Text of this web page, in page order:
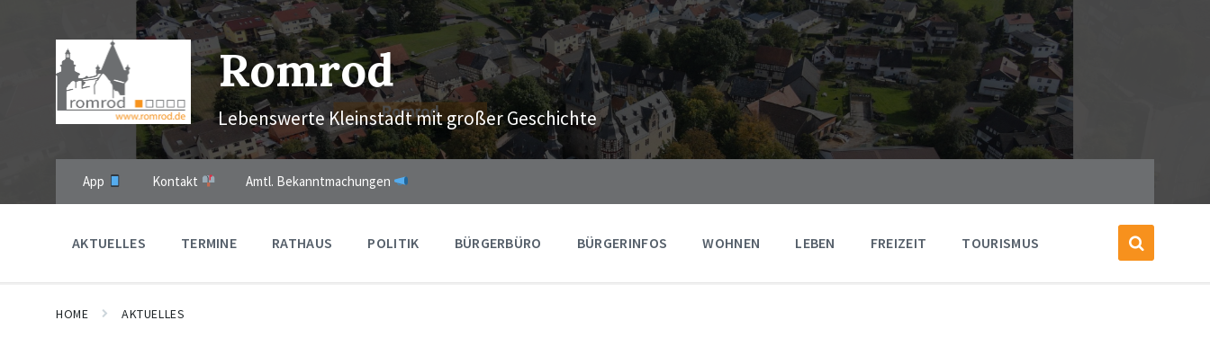
navigation
Romrod
Lebenswerte Kleinstadt mit großer Geschichte
App Kontakt Amtl. Bekanntmachungen
AKTUELLES TERMINE RATHAUS POLITIK BÜRGERBÜRO BÜRGERINFOS WOHNEN LEBEN FREIZEIT TOURISMUS
HOME AKTUELLES